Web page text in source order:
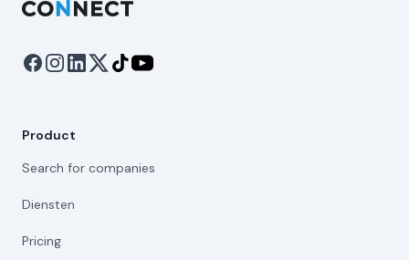
Product
Search for companies
Diensten
Pricing